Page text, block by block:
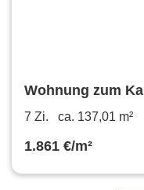
Wohnung zum
Oberschelden
7 Zi. ca. 137,01 m²
1.861 €/m²